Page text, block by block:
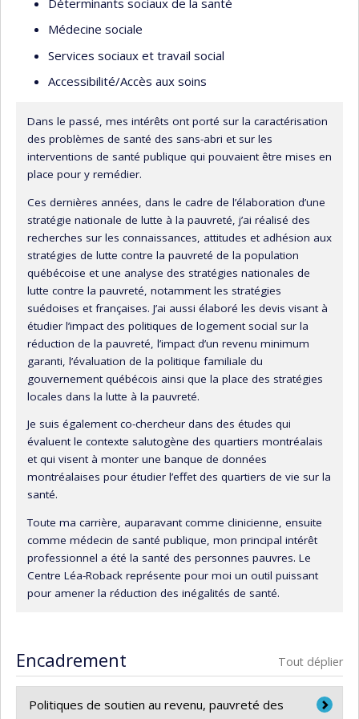
Médecine sociale
Services sociaux et travail social
Accessibilité/Accès aux soins
Dans le passé, mes intérêts ont porté sur la caractérisation
des problèmes de santé des sans-abri et sur les
interventions de santé publique qui pouvaient être mises en
place pour y remédier.
Ces dernières années, dans le cadre de l’élaboration d’une
stratégie nationale de lutte à la pauvreté, j’ai réalisé des
recherches sur les connaissances, attitudes et adhésion aux
stratégies de lutte contre la pauvreté de la population
québécoise et une analyse des stratégies nationales de
lutte contre la pauvreté, notamment les stratégies
suédoises et françaises. J’ai aussi élaboré les devis visant à
étudier l’impact des politiques de logement social sur la
réduction de la pauvreté, l’impact d’un revenu minimum
garanti, l’évaluation de la politique familiale du
gouvernement québécois ainsi que la place des stratégies
locales dans la lutte à la pauvreté.
Je suis également co-chercheur dans des études qui
évaluent le contexte salutogène des quartiers montréalais
et qui visent à monter une banque de données
montréalaises pour étudier l’effet des quartiers de vie sur la
santé.
Toute ma carrière, auparavant comme clinicienne, ensuite
comme médecin de santé publique, mon principal intérêt
professionnel a été la santé des personnes pauvres. Le
Centre Léa-Roback représente pour moi un outil puissant
pour amener la réduction des inégalités de santé.
Encadrement Tout déplier
Politiques de soutien au revenu, pauvreté des